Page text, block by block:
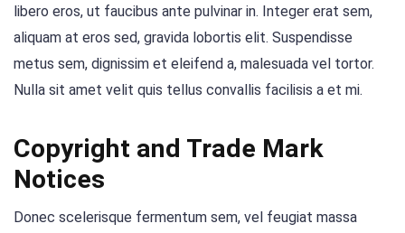
libero eros, ut faucibus ante pulvinar in. Integer erat sem,
aliquam at eros sed, gravida lobortis elit. Suspendisse
metus sem, dignissim et eleifend a, malesuada vel tortor.
Nulla sit amet velit quis tellus convallis facilisis a et mi.
Copyright and Trade Mark
Notices
Donec scelerisque fermentum sem, vel feugiat massa